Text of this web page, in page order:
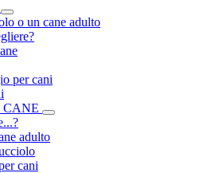
o un cane adulto
per cani
adulto
cani